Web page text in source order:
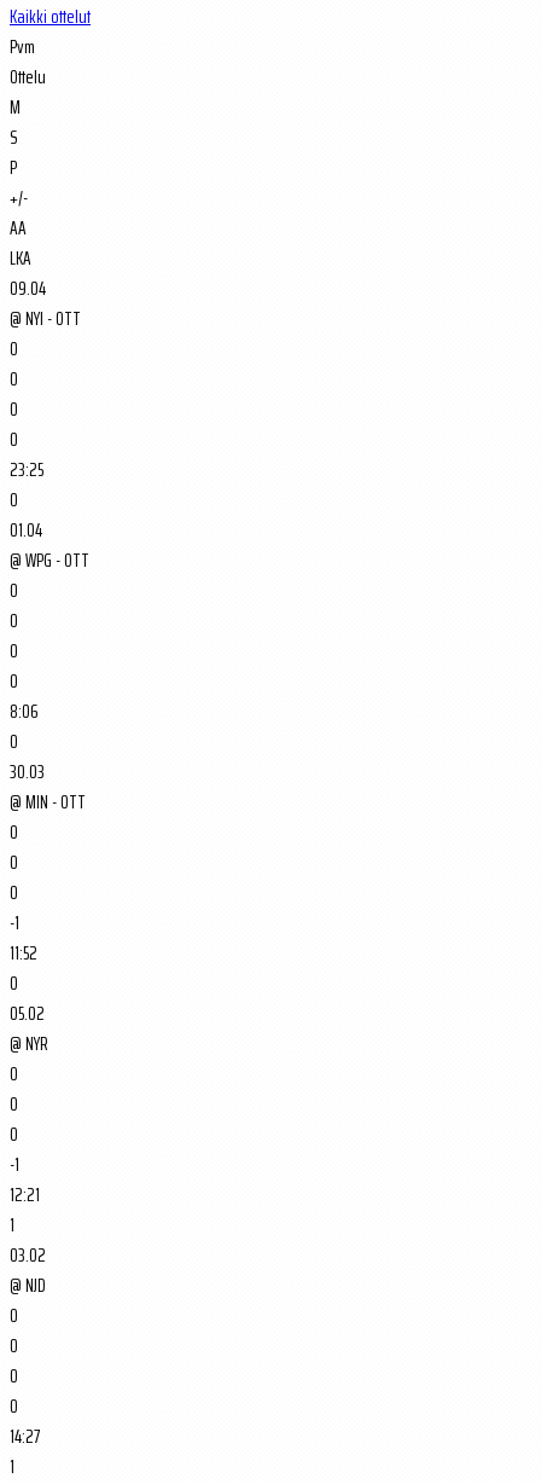
Kaikki ottelut
Pvm
Ottelu
M
S
P
+/-
AA
LKA
09.04
@NYI - OTT
0
0
0
0
23:25
0
01.04
@WPG - OTT
0
0
0
0
8:06
0
30.03
@MIN - OTT
0
0
0
-1
11:52
0
05.02
@NYR
0
0
0
-1
12:21
1
03.02
@NJD
0
0
0
0
14:27
1